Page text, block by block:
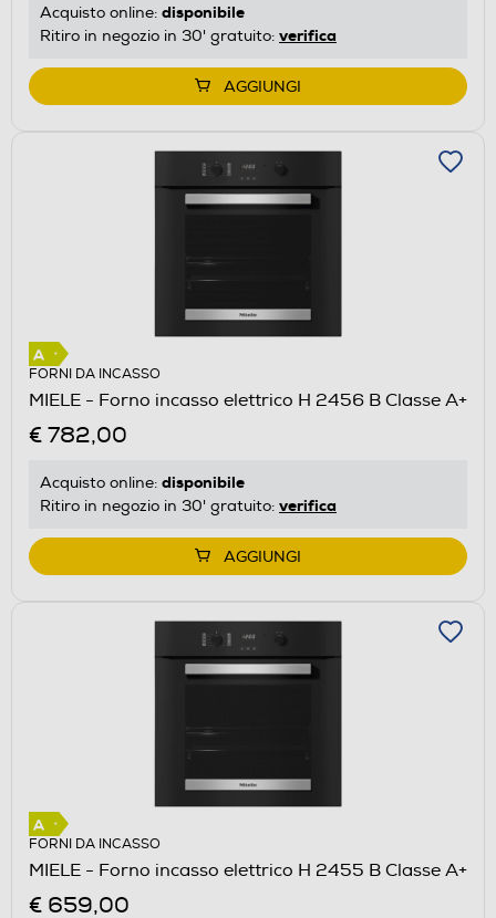
Acquisto online: disponibile
Ritiro in negozio in 30' gratuito: verifica
AGGIUNGI
FORNI DA INCASSO
MIELE - Forno incasso elettrico H 2456 B Classe A+
€ 782,00
Acquisto online: disponibile
Ritiro in negozio in 30' gratuito: verifica
AGGIUNGI
FORNI DA INCASSO
MIELE - Forno incasso elettrico H 2455 B Classe A+
€ 659,00